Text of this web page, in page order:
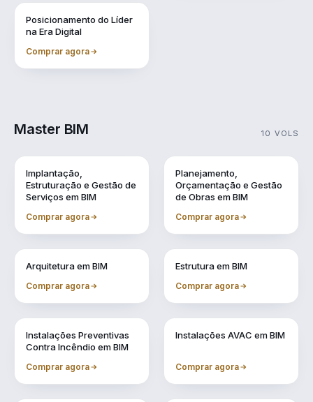
Posicionamento do Líder
na Era Digital
Comprar agora
Master BIM 10 VOLS
Implantação,
Estruturação e Gestão de
Serviços em BIM
Comprar agora
Planejamento,
Orçamentação e Gestão
de Obras em BIM
Comprar agora
Arquitetura em BIM
Comprar agora
Estrutura em BIM
Comprar agora
Instalações Preventivas
Contra Incêndio em BIM
Comprar agora
Instalações AVAC em BIM
Comprar agora